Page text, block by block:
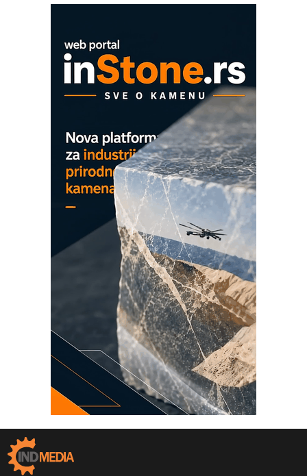
Proizvodnja iC7 Hybrid 1500 VDC
COMBYPACK
EVOKS Maintenance Management
ROSA i SCHUNK podižu proizvodnju
Detekcija različitih oblika